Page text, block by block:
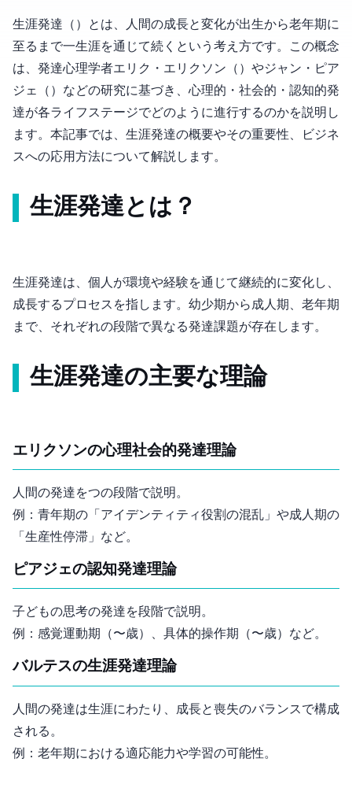
生涯発達（Lifespan Development）とは、人間の成長と変化が出生から老年期に
至るまで一生涯を通じて続くという考え方です。この概念
は、発達心理学者エリク・エリクソン（Erik Erikson）やジャン・ピア
ジェ（Jean Piaget）などの研究に基づき、心理的・社会的・認知的発
達が各ライフステージでどのように進行するのかを説明し
ます。本記事では、生涯発達の概要やその重要性、ビジネ
スへの応用方法について解説します。
生涯発達とは？
生涯発達は、個人が環境や経験を通じて継続的に変化し、
成長するプロセスを指します。幼少期から成人期、老年期
まで、それぞれの段階で異なる発達課題が存在します。
生涯発達の主要な理論
エリクソンの心理社会的発達理論
人間の発達を8つの段階で説明。
例：青年期の「アイデンティティ vs. 役割の混乱」や成人期の
「生産性 vs. 停滞」など。
ピアジェの認知発達理論
子どもの思考の発達を4段階で説明。
例：感覚運動期（0〜2歳）、具体的操作期（7〜12歳）など。
バルテスの生涯発達理論
人間の発達は生涯にわたり、成長と喪失のバランスで構成
される。
例：老年期における適応能力や学習の可能性。